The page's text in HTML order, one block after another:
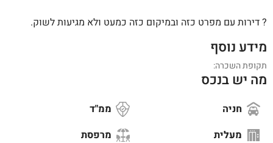
? דירות עם מפרט כזה ובמיקום כזה כמעט ולא מגיעות לשוק.
מידע נוסף
תקופת השכרה:
מה יש בנכס
חניה
ממ"ד
מעלית
מרפסת